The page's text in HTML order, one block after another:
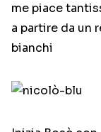
me piace
a partire da un
bianchi